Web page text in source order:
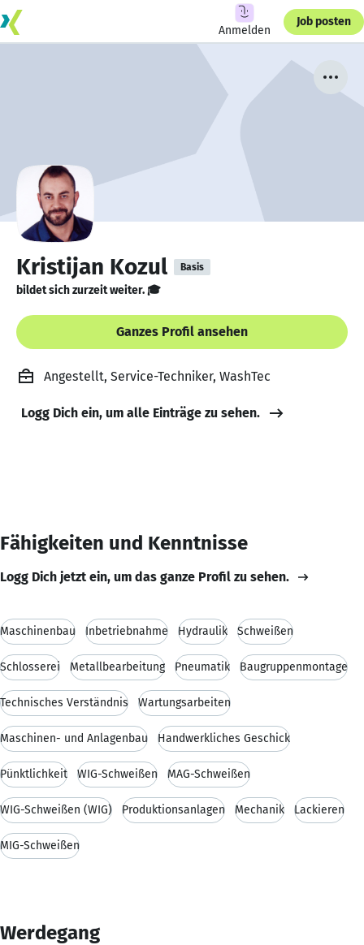
Anmelden
Job posten
Kristijan Kozul Basis
bildet sich zurzeit weiter. 🎓
Ganzes Profil ansehen
Angestellt, Service-Techniker, WashTec
Logg Dich ein, um alle Einträge zu sehen.
Fähigkeiten und Kenntnisse
Logg Dich jetzt ein, um das ganze Profil zu sehen.
Maschinenbau Inbetriebnahme Hydraulik Schweißen
Schlosserei Metallbearbeitung Pneumatik Baugruppenmontage
Technisches Verständnis Wartungsarbeiten
Maschinen- und Anlagenbau Handwerkliches Geschick
Pünktlichkeit WIG-Schweißen MAG-Schweißen
WIG-Schweißen (WIG) Produktionsanlagen Mechanik Lackieren
MIG-Schweißen
Werdegang